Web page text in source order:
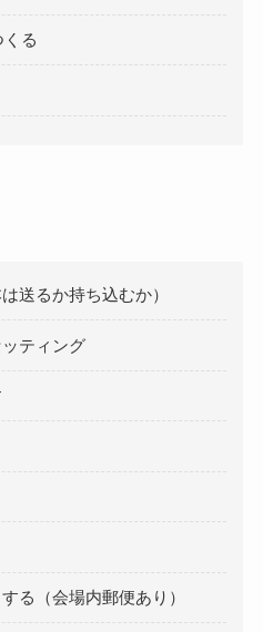
る
送るか持ち込むか）
ティング
る（会場内郵便あり）